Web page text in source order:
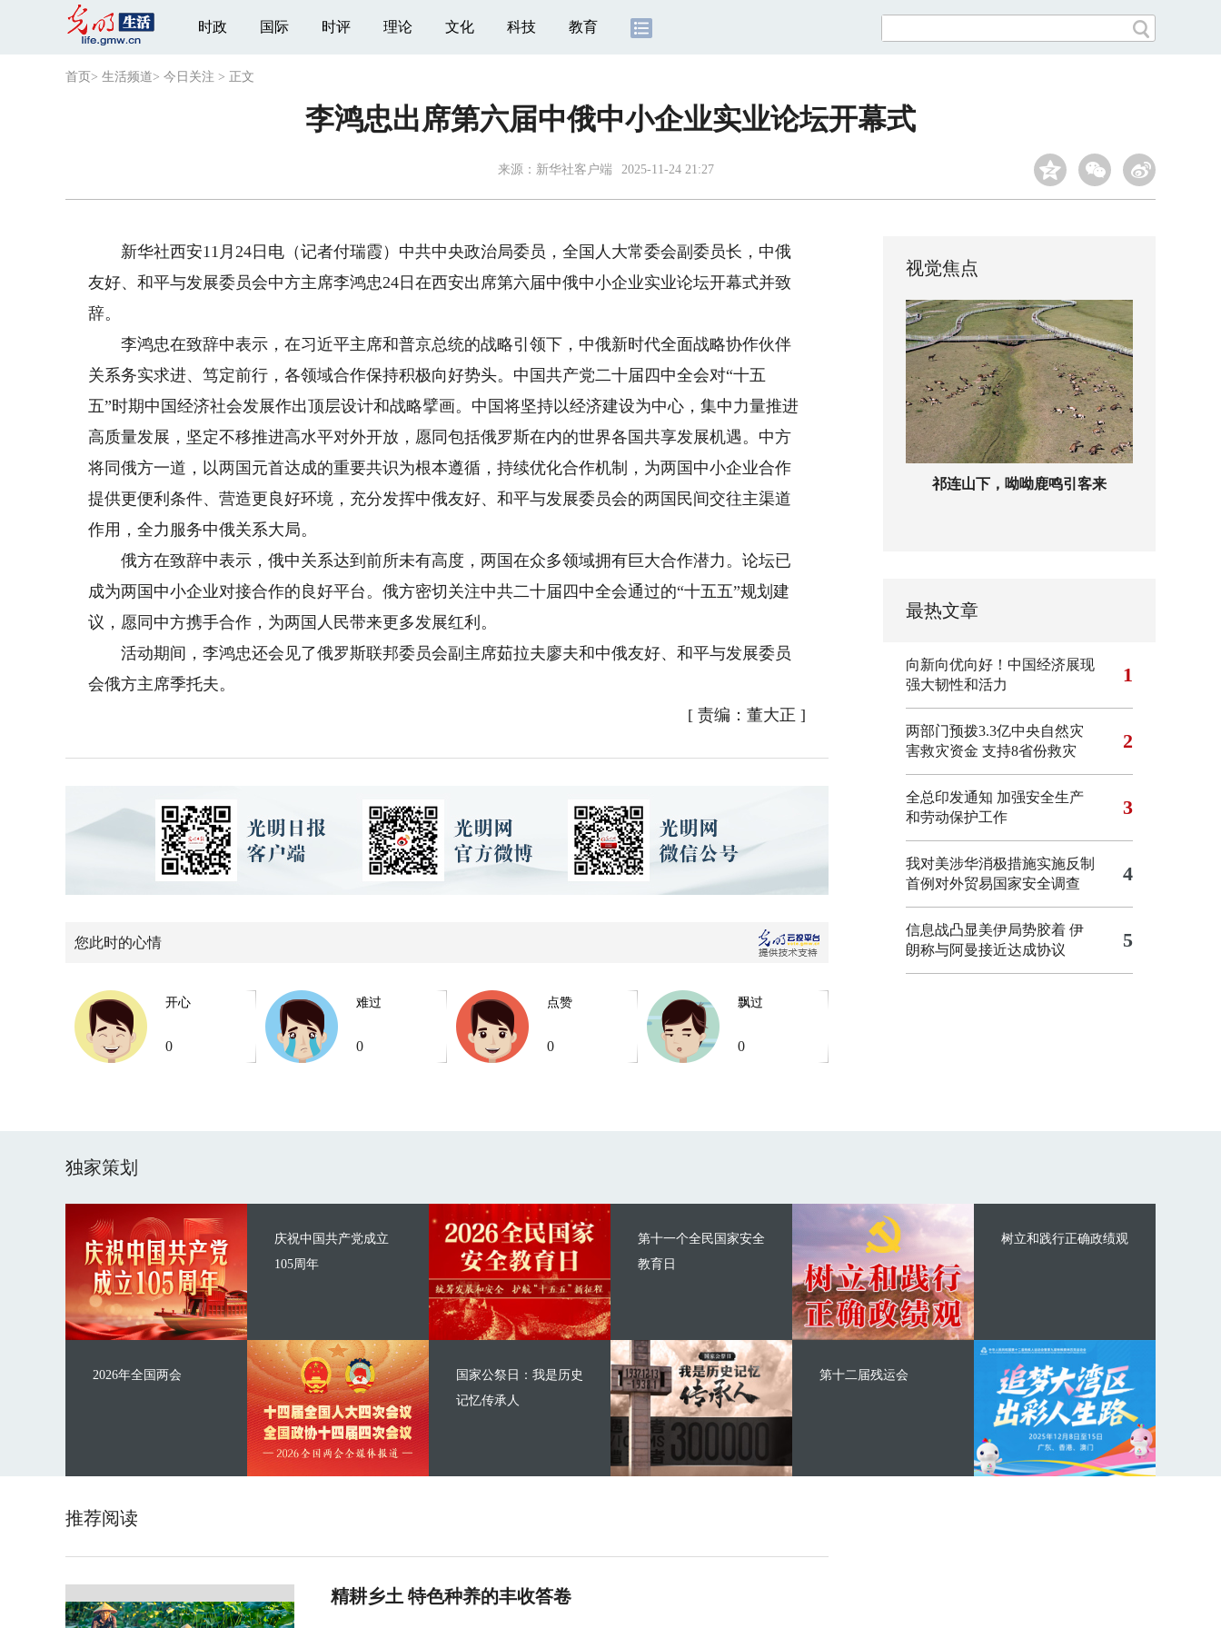
时政 国际 时评 理论 文化 科技 教育
首页 > 生活频道> 今日关注 > 正文
李鸿忠出席第六届中俄中小企业实业论坛开幕式
来源： 新华社客户端 2025-11-24 21:27
新华社西安11月24日电（记者付瑞霞）中共中央政治局委员，全国人大常委会副委员长，中俄
友好、和平与发展委员会中方主席李鸿忠24日在西安出席第六届中俄中小企业实业论坛开幕式并致
辞。
李鸿忠在致辞中表示，在习近平主席和普京总统的战略引领下，中俄新时代全面战略协作伙伴
关系务实求进、笃定前行，各领域合作保持积极向好势头。中国共产党二十届四中全会对“十五
五”时期中国经济社会发展作出顶层设计和战略擘画。中国将坚持以经济建设为中心，集中力量推进
高质量发展，坚定不移推进高水平对外开放，愿同包括俄罗斯在内的世界各国共享发展机遇。中方
将同俄方一道，以两国元首达成的重要共识为根本遵循，持续优化合作机制，为两国中小企业合作
提供更便利条件、营造更良好环境，充分发挥中俄友好、和平与发展委员会的两国民间交往主渠道
作用，全力服务中俄关系大局。
俄方在致辞中表示，俄中关系达到前所未有高度，两国在众多领域拥有巨大合作潜力。论坛已
成为两国中小企业对接合作的良好平台。俄方密切关注中共二十届四中全会通过的“十五五”规划建
议，愿同中方携手合作，为两国人民带来更多发展红利。
活动期间，李鸿忠还会见了俄罗斯联邦委员会副主席茹拉夫廖夫和中俄友好、和平与发展委员
会俄方主席季托夫。
[ 责编：董大正 ]
您此时的心情
开心
0
难过
0
点赞
0
飘过
0
视觉焦点
祁连山下，呦呦鹿鸣引客来
最热文章
向新向优向好！中国经济展现
强大韧性和活力
1
两部门预拨3.3亿中央自然灾
害救灾资金 支持8省份救灾
2
全总印发通知 加强安全生产
和劳动保护工作
3
我对美涉华消极措施实施反制
首例对外贸易国家安全调查
4
信息战凸显美伊局势胶着 伊
朗称与阿曼接近达成协议
5
独家策划
庆祝中国共产党成立
105周年
2026年全国两会
第十一个全民国家安全
教育日
国家公祭日：我是历史
记忆传承人
树立和践行正确政绩观
第十二届残运会
推荐阅读
精耕乡土 特色种养的丰收答卷